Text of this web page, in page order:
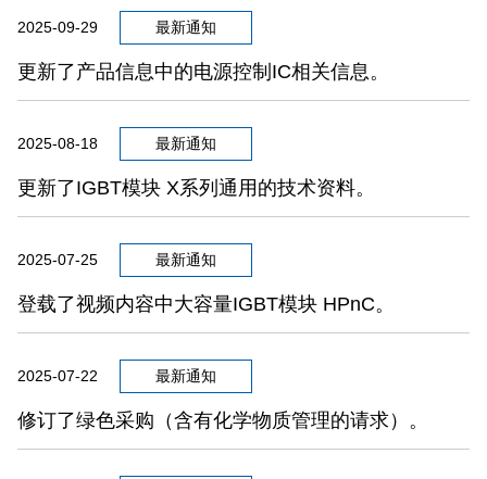
2025-09-29 最新通知
更新了产品信息中的电源控制IC相关信息。
2025-08-18 最新通知
更新了IGBT模块 X系列通用的技术资料。
2025-07-25 最新通知
登载了视频内容中大容量IGBT模块 HPnC。
2025-07-22 最新通知
修订了绿色采购（含有化学物质管理的请求）。